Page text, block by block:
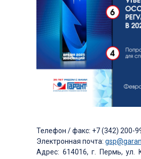
Телефон / факс: +7 (342) 200-
Электронная почта:
Адрес: 614016, г. Пермь, ул.